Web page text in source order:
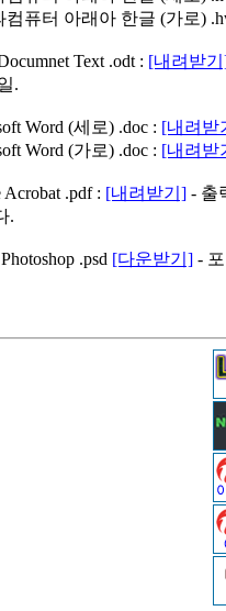
컴퓨터 아래아 한글 (가로)
Text .odt : [내려받
.
Word (세로) .doc : [내려받
Word (가로) .doc : [내려받
Acrobat .pdf : [내려받기] - 출
.
.psd [다운받기] -